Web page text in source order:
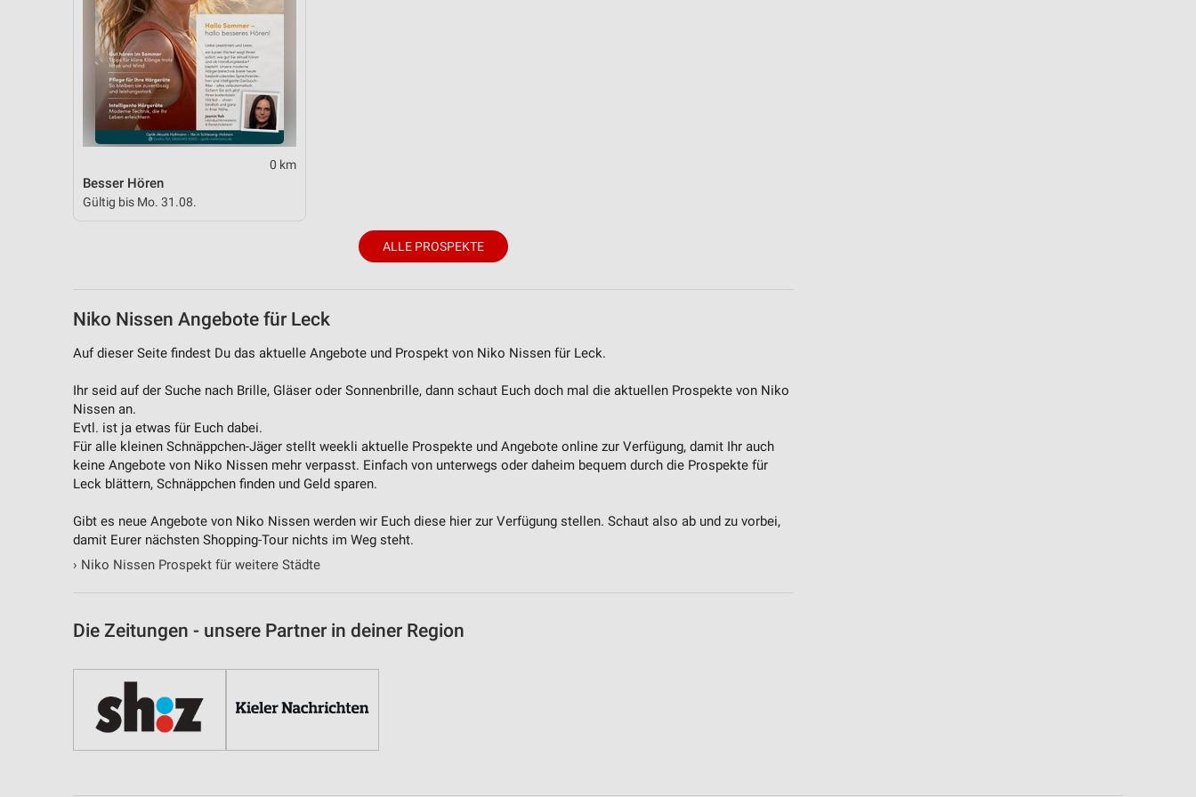
0 km
Besser Hören
Gültig bis Mo. 31.08.
ALLE PROSPEKTE
Niko Nissen Angebote für Leck
Auf dieser Seite findest Du das aktuelle Angebote und Prospekt von Niko Nissen für Leck.
Ihr seid auf der Suche nach Brille, Gläser oder Sonnenbrille, dann schaut Euch doch mal die aktuellen Prospekte von Niko
Nissen an.
Evtl. ist ja etwas für Euch dabei.
Für alle kleinen Schnäppchen-Jäger stellt weekli aktuelle Prospekte und Angebote online zur Verfügung, damit Ihr auch
keine Angebote von Niko Nissen mehr verpasst. Einfach von unterwegs oder daheim bequem durch die Prospekte für
Leck blättern, Schnäppchen finden und Geld sparen.
Gibt es neue Angebote von Niko Nissen werden wir Euch diese hier zur Verfügung stellen. Schaut also ab und zu vorbei,
damit Eurer nächsten Shopping-Tour nichts im Weg steht.
› Niko Nissen Prospekt für weitere Städte
Die Zeitungen - unsere Partner in deiner Region
Analyse von Zielgruppen durch Statistiken oder Kombinationen von Daten aus verschiedenen
Entwicklung und Verbesserung der Angebote
Verwendung reduzierter Daten zur Auswahl von Inhalten
Verwendung genauer Standortdaten
Performance
Funktional
Werbung